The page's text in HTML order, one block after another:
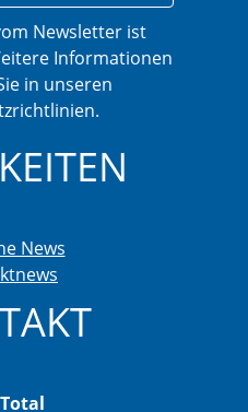
Newsletter ist
Informationen
in unseren
News